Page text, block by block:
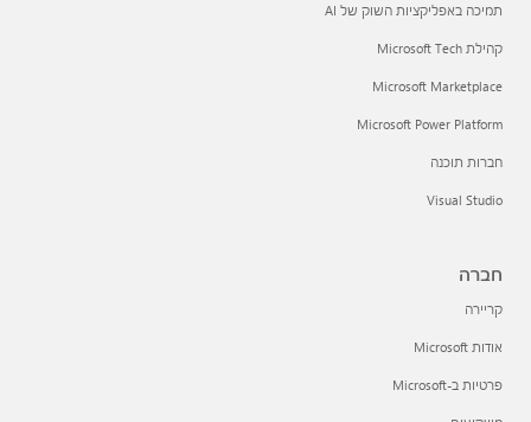
תמיכה באפליקציות השוק של AI
קהילת Microsoft Tech
Microsoft Marketplace
Microsoft Power Platform
חברות תוכנה
Visual Studio
חברה
קריירה
אודות Microsoft
פרטיות ב-Microsoft